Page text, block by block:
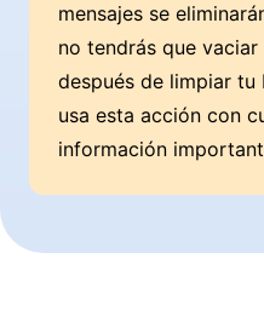
mensajes se
no tendrás que
después de limpiar tu
usa esta acción con
información